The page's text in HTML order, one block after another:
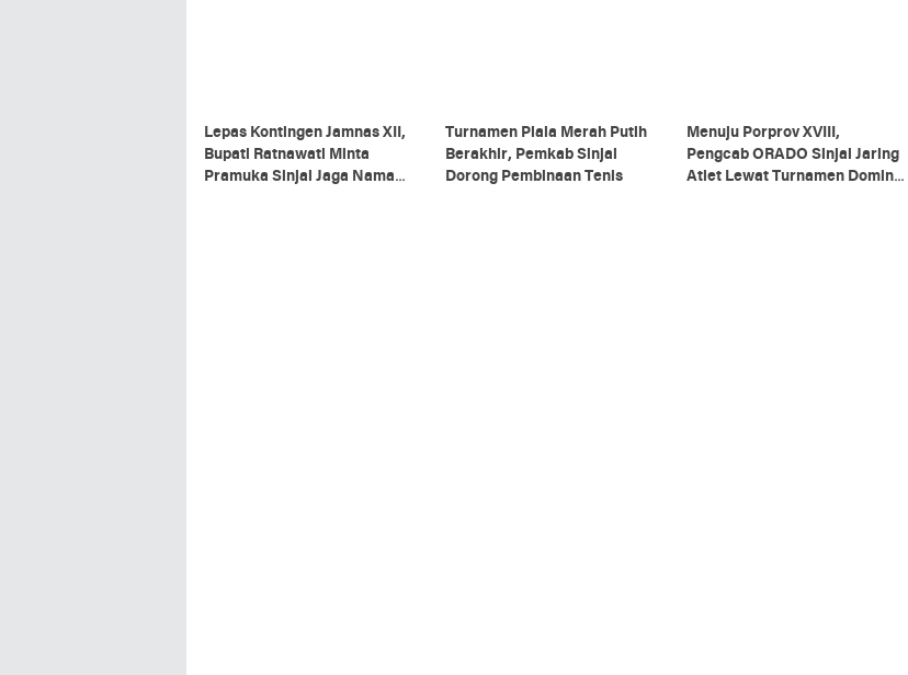
Lepas Kontingen Jamnas XII,
Bupati Ratnawati Minta
Pramuka Sinjai Jaga Nama
Turnamen Piala Merah Putih
Berakhir, Pemkab Sinjai
Dorong Pembinaan Tenis
Menuju Porprov XVIII,
Pengcab ORADO Sinjai Jaring
Atlet Lewat Turnamen Domino